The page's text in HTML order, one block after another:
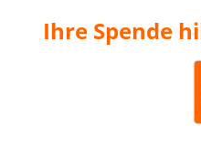
Ihre Spende